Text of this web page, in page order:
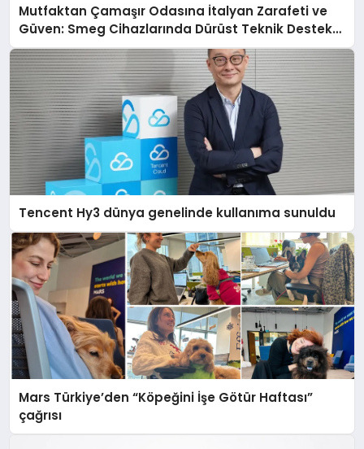
Mutfaktan Çamaşır Odasına İtalyan Zarafeti ve
Güven: Smeg Cihazlarında Dürüst Teknik Destek
Deneyimi
Tencent Hy3 dünya genelinde kullanıma sunuldu
Mars Türkiye’den “Köpeğini İşe Götür Haftası”
çağrısı